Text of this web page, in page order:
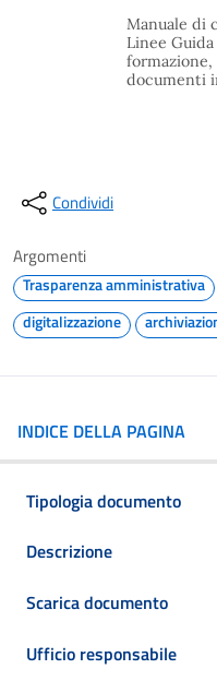
Manuale di
Linee
documenti
Condividi
Argomenti
Trasparenza amministrativa
digitalizzazione
INDICE DELLA PAGINA
Tipologia documento
Descrizione
Scarica documento
Ufficio responsabile